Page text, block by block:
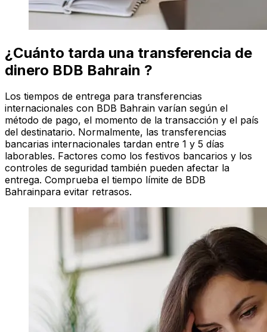
¿Cuánto tarda una transferencia de
dinero BDB Bahrain ?
Los tiempos de entrega para transferencias
internacionales con BDB Bahrain varían según el
método de pago, el momento de la transacción y el país
del destinatario. Normalmente, las transferencias
bancarias internacionales tardan entre 1 y 5 días
laborables. Factores como los festivos bancarios y los
controles de seguridad también pueden afectar la
entrega. Comprueba el tiempo límite de BDB
Bahrainpara evitar retrasos.